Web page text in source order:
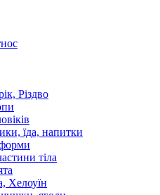
Різдво
їда, напитки
тіла
Хелоуїн